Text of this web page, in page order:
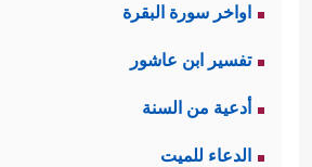
اواخر سورة البقرة
تفسير ابن عاشور
أدعية من السنة
الدعاء للميت